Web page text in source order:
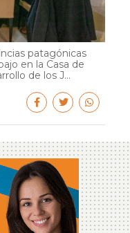
patagónicas
en la Casa de
de los J...